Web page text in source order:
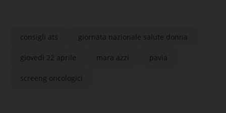
consigli ats giornata nazionale salute donna
giovedì 22 aprile mara azzi pavia
screeng oncologici